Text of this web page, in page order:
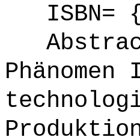
ISBN=